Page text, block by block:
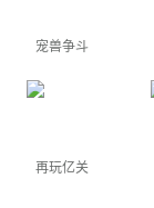
宠兽争斗
再玩亿关